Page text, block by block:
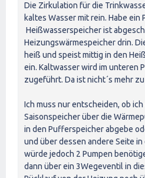
Die Zirkulation für die
kaltes Wasser mit rein. Habe
Heißwasserspeicher ist
Heizungswärmespeicher drin.
heiß und speist mittig in den
ein. Kaltwasser wird im unteren
zugeführt. Da ist nicht´s mehr
Ich muss nur entscheiden, ob ich
Saisonspeicher über die
in den Pufferspeicher abgebe
und über dessen andere Seite
würde jedoch 2 Pumpen
dann über ein 3Wegeventil in